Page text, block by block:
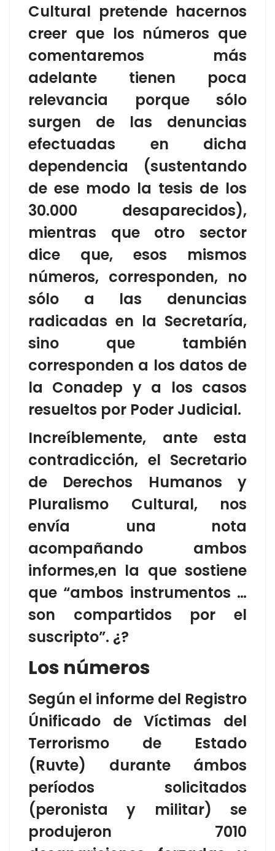
Cultural pretende hacernos
creer que los números que
comentaremos más
adelante tienen poca
relevancia porque sólo
surgen de las denuncias
efectuadas en dicha
dependencia (sustentando
de ese modo la tesis de los
30.000 desaparecidos),
mientras que otro sector
dice que, esos mismos
números, corresponden, no
sólo a las denuncias
radicadas en la Secretaría,
sino que también
corresponden a los datos de
la Conadep y a los casos
resueltos por Poder Judicial.
Increíblemente, ante esta
contradicción, el Secretario
de Derechos Humanos y
Pluralismo Cultural, nos
envía una nota
acompañando ambos
informes,en la que sostiene
que “ambos instrumentos …
son compartidos por el
suscripto”. ¿?
Los números
Según el informe del Registro
Únificado de Víctimas del
Terrorismo de Estado
(Ruvte) durante ámbos
períodos solicitados
(peronista y militar) se
produjeron 7010